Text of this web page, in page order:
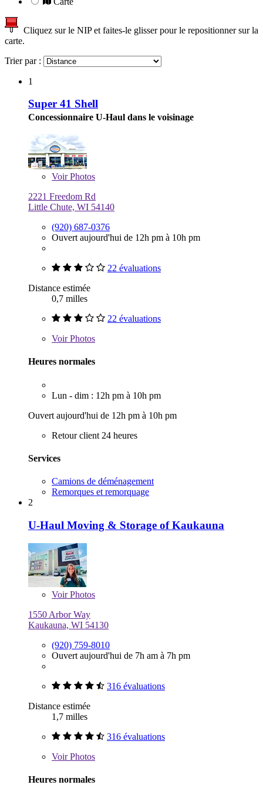
Cliquez sur le NIP et faites-le glisser pour le repositionner sur la
carte.
Trier par :
1
Super 41 Shell
Concessionnaire U-Haul dans le voisinage
VoirPhotos
2221 Freedom Rd
Little Chute, WI 54140
(920) 687-0376
Ouvert aujourd'hui de 12h pm à 10h pm
22 évaluations
Distance estimée
0,7 milles
22 évaluations
VoirPhotos
Heures normales
Lun - dim : 12h pm à 10h pm
Ouvert aujourd'hui de 12h pm à 10h pm
Retour client 24 heures
Services
Camions de déménagement
Remorques et remorquage
2
U-Haul Moving & Storage of Kaukauna
VoirPhotos
1550 Arbor Way
Kaukauna, WI 54130
(920) 759-8010
Ouvert aujourd'hui de 7h am à 7h pm
316 évaluations
Distance estimée
1,7 milles
316 évaluations
VoirPhotos
Heures normales